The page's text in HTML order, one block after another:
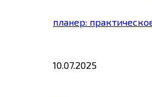
планер:
10.07.2025